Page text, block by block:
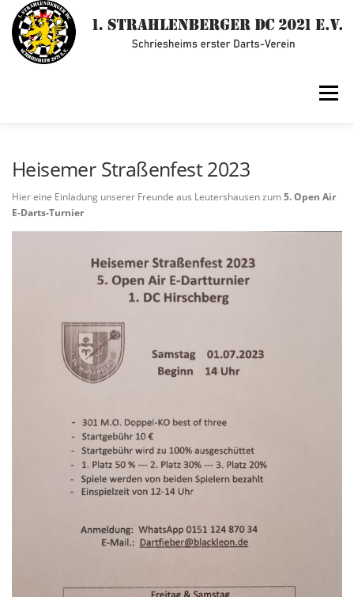
Inhalt
springen
Menü
KONTAKT
Heisemer Straßenfest 2023
Hier eine Einladung unserer Freunde aus Leutershausen zum5. Open Air
E-Darts-Turnier